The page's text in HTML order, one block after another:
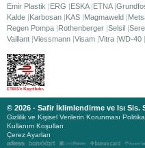
Emir Plastik
ERG ESKA ETNA
Kalde Karbosan KAS Magmaweld
Regen Pompa Rothenberger Selsil
Vaillant Viessmann Visam Vitra WD-40
© 2026 - Safir İklimlendirme ve Isı Sis.
Gizlilik ve Kişisel Verilerin Korunması
Kullanım Koşulları
Çerez Ayarları